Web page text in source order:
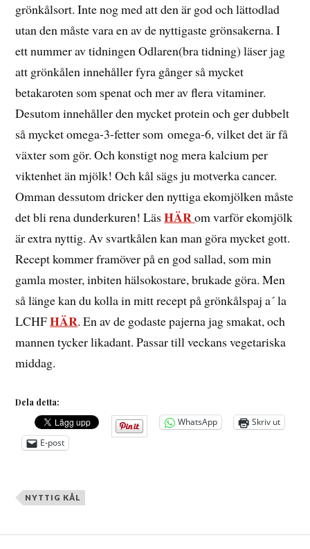
grönkålsort. Inte nog med att den är god och lättodlad
utan den måste vara en av de nyttigaste grönsakerna. I
ett nummer av tidningen Odlaren(bra tidning) läser jag
att grönkålen innehåller fyra gånger så mycket
betakaroten som spenat och mer av flera vitaminer.
Desutom innehåller den mycket protein och ger dubbelt
så mycket omega-3-fetter som omega-6, vilket det är få
växter som gör. Och konstigt nog mera kalcium per
viktenhet än mjölk! Och kål sägs ju motverka cancer.
Omman dessutom dricker den nyttiga ekomjölken måste
det bli rena dunderkuren! LäsHÄRom varför ekomjölk
är extra nyttig. Av svartkålen kan man göra mycket gott.
Recept kommer framöver på en god sallad, som min
gamla moster, inbiten hälsokostare, brukade göra. Men
så länge kan du kolla in mitt recept på grönkålspaj a´ la
LCHFHÄR. En av de godaste pajerna jag smakat, och
mannen tycker likadant. Passar till veckans vegetariska
middag.
Dela detta:
WhatsApp
Skriv ut
E-post
NYTTIG KÅL